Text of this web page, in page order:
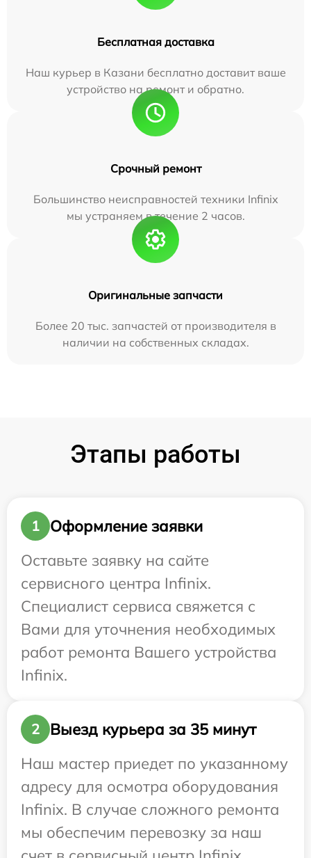
Бесплатная доставка
Наш курьер в Казани бесплатно доставит ваше
устройство на ремонт и обратно.
Срочный ремонт
Большинство неисправностей техники Infinix
мы устраняем в течение 2 часов.
Оригинальные запчасти
Более 20 тыс. запчастей от производителя в
наличии на собственных складах.
Этапы работы
1
Оформление заявки
Оставьте заявку на сайте
сервисного центра Infinix.
Специалист сервиса свяжется с
Вами для уточнения необходимых
работ ремонта Вашего устройства
Infinix.
2
Выезд курьера за 35 минут
Наш мастер приедет по указанному
адресу для осмотра оборудования
Infinix. В случае сложного ремонта
мы обеспечим перевозку за наш